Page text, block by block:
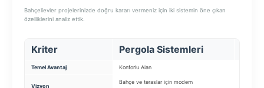
Bahçelievler projelerinizde doğru kararı vermeniz için iki sistemin öne çıkan
özelliklerini analiz ettik.
Kriter Pergola Sistemleri
Temel Avantaj Konforlu Alan
Vizyon
Bahçe ve teraslar için modern